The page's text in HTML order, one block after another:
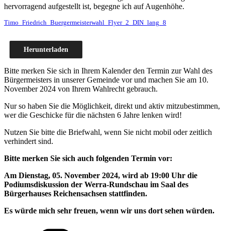
hervorragend aufgestellt ist, begegne ich auf Augenhöhe.
Timo_Friedrich_Buergermeisterwahl_Flyer_2_DIN_lang_8
Herunterladen
Bitte merken Sie sich in Ihrem Kalender den Termin zur Wahl des
Bürgermeisters in unserer Gemeinde vor und machen Sie am 10.
November 2024 von Ihrem Wahlrecht gebrauch.
Nur so haben Sie die Möglichkeit, direkt und aktiv mitzubestimmen,
wer die Geschicke für die nächsten 6 Jahre lenken wird!
Nutzen Sie bitte die Briefwahl, wenn Sie nicht mobil oder zeitlich
verhindert sind.
Bitte merken Sie sich auch folgenden Termin vor:
Am Dienstag, 05. November 2024, wird ab 19:00 Uhr die
Podiumsdiskussion der Werra-Rundschau im Saal des
Bürgerhauses Reichensachsen stattfinden.
Es würde mich sehr freuen, wenn wir uns dort sehen würden.